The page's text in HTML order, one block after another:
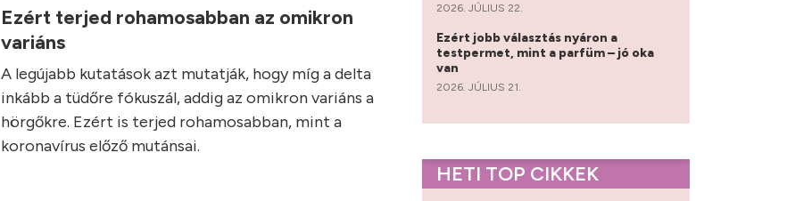
Ezért terjed rohamosabban az omikron
variáns
A legújabb kutatások azt mutatják, hogy míg a delta
inkább a tüdőre fókuszál, addig az omikron variáns a
hörgőkre. Ezért is terjed rohamosabban, mint a
koronavírus előző mutánsai.
2026. JÚLIUS 22.
Ezért jobb választás nyáron a
testpermet, mint a parfüm – jó oka
van
2026. JÚLIUS 21.
HETI TOP CIKKEK